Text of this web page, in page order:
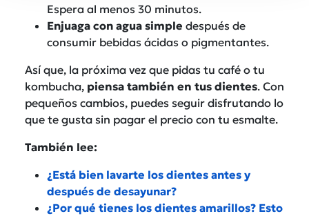
Espera al menos 30 minutos.
Enjuaga con agua simple después de
consumir bebidas ácidas o pigmentantes.
Así que, la próxima vez que pidas tu café o tu
kombucha, piensa también en tus dientes. Con
pequeños cambios, puedes seguir disfrutando lo
que te gusta sin pagar el precio con tu esmalte.
También lee:
¿Está bien lavarte los dientes antes y
después de desayunar?
¿Por qué tienes los dientes amarillos? Esto